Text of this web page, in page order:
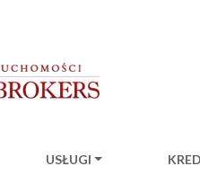
USŁUGI